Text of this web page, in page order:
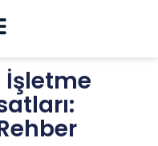
İşletme